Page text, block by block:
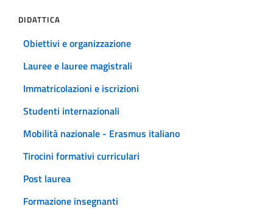
DIDATTICA
Obiettivi e organizzazione
Lauree e lauree magistrali
Immatricolazioni e iscrizioni
Studenti internazionali
Mobilità nazionale - Erasmus italiano
Tirocini formativi curriculari
Post laurea
Formazione insegnanti